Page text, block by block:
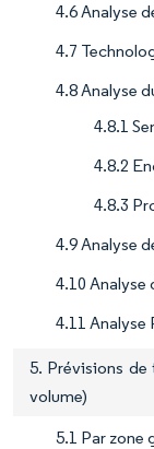
4.6 Analyse
4.7
4.8 Analyse
4.8.1
4.8.2
4.8.3
4.9 Analyse
4.10 Analyse
4.11 Analyse
5. Prévisions de
volume)
5.1 Par zone